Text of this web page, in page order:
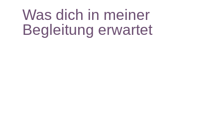
Was dich in meiner
Begleitung erwartet